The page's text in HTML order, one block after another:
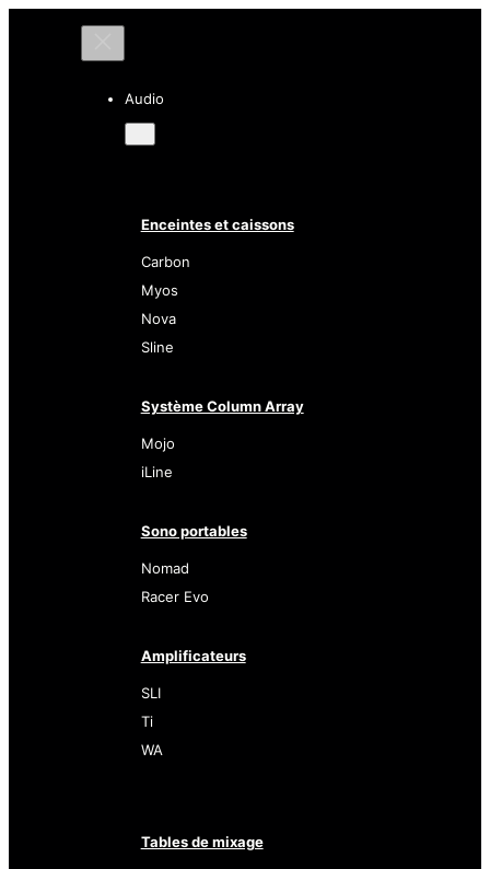
Audio
Enceintes et caissons
Carbon
Myos
Nova
Sline
Système Column Array
Mojo
iLine
Sono portables
Nomad
Racer Evo
Amplificateurs
SLI
Ti
WA
Tables de mixage